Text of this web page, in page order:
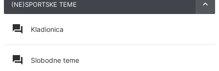
(NE)SPORTSKE TEME
Kladionica
Slobodne teme